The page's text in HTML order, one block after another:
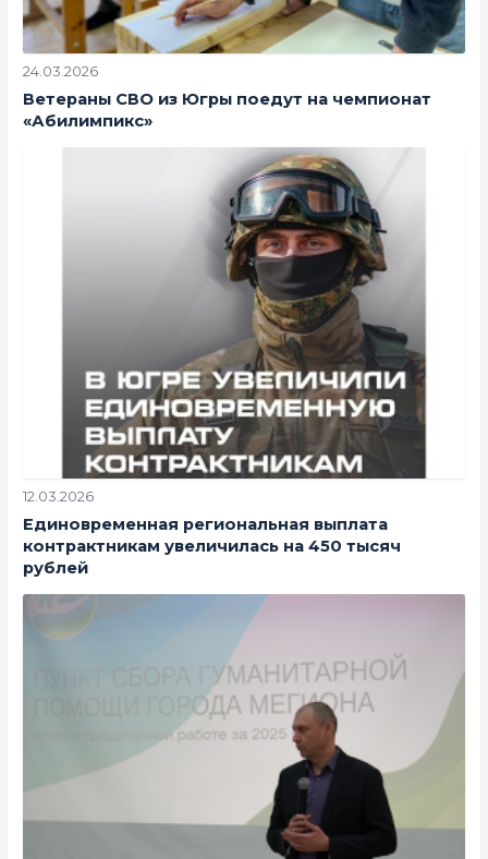
24.03.2026
Ветераны СВО из Югры поедут на чемпионат
«Абилимпикс»
12.03.2026
Единовременная региональная выплата
контрактникам увеличилась на 450 тысяч
рублей